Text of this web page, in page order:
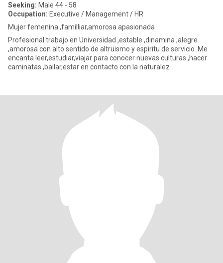
Seeking: Male 44 - 58
Occupation: Executive / Management / HR
Mujer femenina ,familliar,amorosa apasionada
Profesional trabajo en Universidad ,estable ,dinamina ,alegre
,amorosa con alto sentido de altruismo y espiritu de servicio .Me
encanta leer,estudiar,viajar para conocer nuevas culturas ,hacer
caminatas ,bailar,estar en contacto con la naturalez